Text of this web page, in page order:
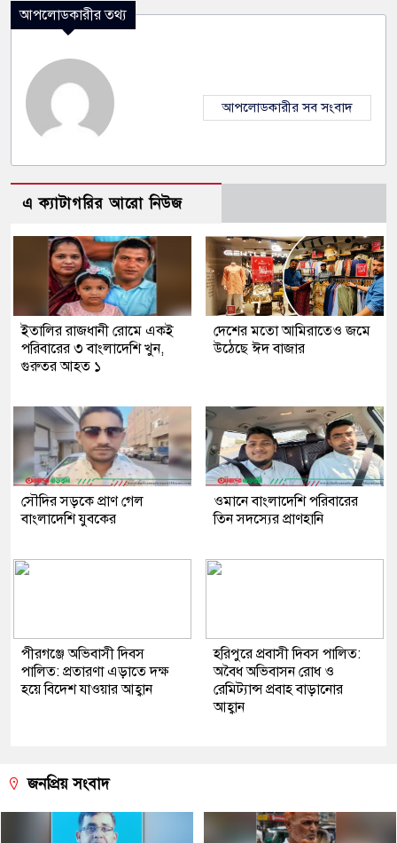
আপলোডকারীর তথ্য
আপলোডকারীর সব সংবাদ
এ ক্যাটাগরির আরো নিউজ
ইতালির রাজধানী রোমে একই
পরিবারের ৩ বাংলাদেশি খুন,
গুরুতর আহত ১
দেশের মতো আমিরাতেও জমে
উঠেছে ঈদ বাজার
সৌদির সড়কে প্রাণ গেল
বাংলাদেশি যুবকের
ওমানে বাংলাদেশি পরিবারের
তিন সদস্যের প্রাণহানি
পীরগঞ্জে অভিবাসী দিবস
পালিত: প্রতারণা এড়াতে দক্ষ
হয়ে বিদেশ যাওয়ার আহ্বান
হরিপুরে প্রবাসী দিবস পালিত:
অবৈধ অভিবাসন রোধ ও
রেমিট্যান্স প্রবাহ বাড়ানোর
আহ্বান
জনপ্রিয় সংবাদ